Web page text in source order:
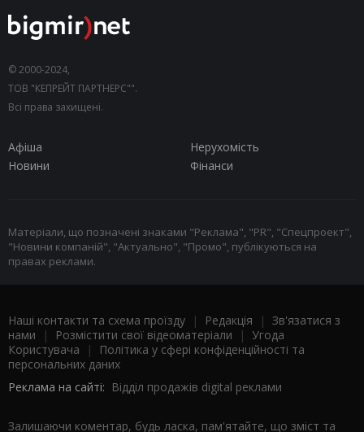
© 2000-2024,
ТОВ "КЕПРЕЙТ ПАРТНЕРС"".
Всі права захищені.
Афіша
Нерухомість
Новини
Фінанси
Матеріали, що позначені знаками "Реклама", "PR", "Спецпроект",
"Новини компаній", "Актуально", "Промо", публікуються на
правах реклами.
Наші контакти та схема проїзду | Редакція | Зв'язатися з
нами | Розмістити свої відеоматеріали | Угода
Користувача |
Політика у сфері конфіденційності та
персональних даних
Реклама на сайті: Відділ продажів digital реклами
Залишаючи коментар, будь ласка, пам'ятайте, що зміст та